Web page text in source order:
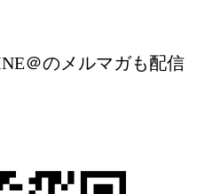
＠のメルマガも配信